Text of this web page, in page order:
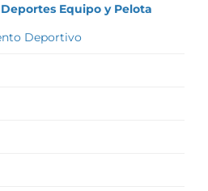
Equipo y Pelota
Deportivo